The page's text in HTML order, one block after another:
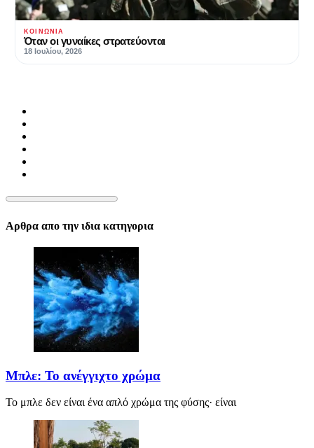
ΚΟΙΝΩΝΊΑ
Όταν οι γυναίκες στρατεύονται
18 Ιουλίου, 2026
Αρθρα απο την ιδια κατηγορια
Μπλε: Το ανέγγιχτο χρώμα
Το μπλε δεν είναι ένα απλό χρώμα της φύσης· είναι